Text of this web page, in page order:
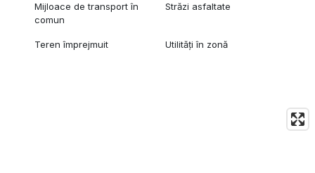
Mijloace de transport în
comun
Străzi asfaltate
Teren împrejmuit Utilități în zonă